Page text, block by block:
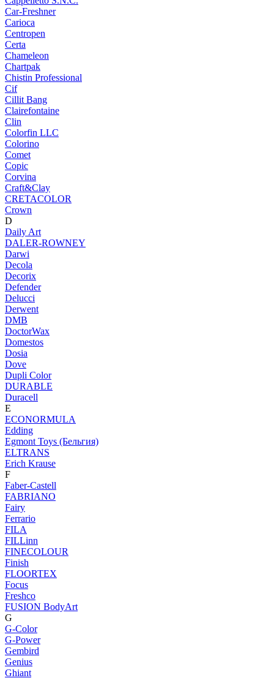
Car-Freshner
Carioca
Centropen
Certa
Chameleon
Chartpak
Chistin Professional
Cif
Cillit Bang
Clairefontaine
Clin
Colorfin LLC
Colorino
Comet
Copic
Corvina
Craft&Clay
CRETACOLOR
Crown
D
Daily Art
DALER-ROWNEY
Darwi
Decola
Decorix
Defender
Delucci
Derwent
DMB
DoctorWax
Domestos
Dosia
Dove
Dupli Color
DURABLE
Duracell
E
ECONORMULA
Edding
Egmont Toys (Бельгия)
ELTRANS
Erich Krause
F
Faber-Castell
FABRIANO
Fairy
Ferrario
FILA
FILLinn
FINECOLOUR
Finish
FLOORTEX
Focus
Freshco
FUSION BodyArt
G
G-Color
G-Power
Gembird
Genius
Ghiant